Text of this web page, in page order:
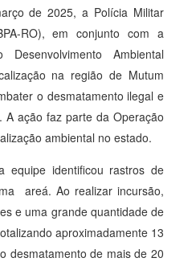
de 2025, a Polícia Militar
RO), em conjunto com a
Ambiental
na região de Mutum
o desmatamento ilegal e
A ação faz parte da Operação
ambiental no estado.
equipe identificou rastros de
areá. Ao realizar incursão,
e uma grande quantidade de
aproximadamente 13
desmatamento de mais de 20